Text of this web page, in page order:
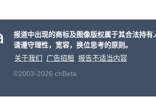
报道中出现的商标及图像版权属于其合法持
请遵守理性，宽容，换位思考的原则。
关于我们
广告招租
报告不适当内容
©2003-2026 cnBeta